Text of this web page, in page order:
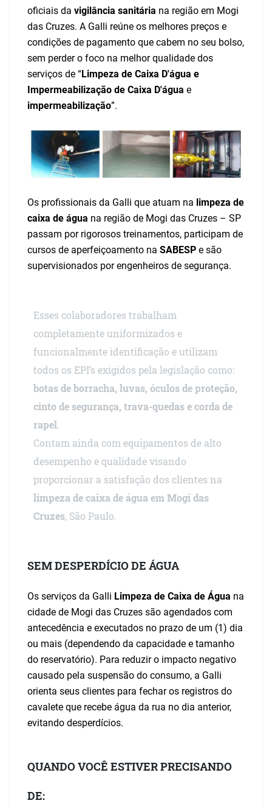
oficiais da vigilância sanitária na região em Mogi
das Cruzes. A Galli reúne os melhores preços e
condições de pagamento que cabem no seu bolso,
sem perder o foco na melhor qualidade dos
serviços de “Limpeza de Caixa D'água e
Impermeabilização de Caixa D'água e
impermeabilização”.
Os profissionais da Galli que atuam na limpeza de
caixa de água na região de Mogi das Cruzes – SP
passam por rigorosos treinamentos, participam de
cursos de aperfeiçoamento na SABESP e são
supervisionados por engenheiros de segurança.
Esses colaboradores trabalham
completamente uniformizados e
funcionalmente identificação e utilizam
todos os EPI’s exigidos pela legislação como:
botas de borracha, luvas, óculos de proteção,
cinto de segurança, trava-quedas e corda de
rapel.
Contam ainda com equipamentos de alto
desempenho e qualidade visando
proporcionar a satisfação dos clientes na
limpeza de caixa de água em Mogi das
Cruzes, São Paulo.
SEM DESPERDÍCIO DE ÁGUA
Os serviços da Galli Limpeza de Caixa de Água na
cidade de Mogi das Cruzes são agendados com
antecedência e executados no prazo de um (1) dia
ou mais (dependendo da capacidade e tamanho
do reservatório). Para reduzir o impacto negativo
causado pela suspensão do consumo, a Galli
orienta seus clientes para fechar os registros do
cavalete que recebe água da rua no dia anterior,
evitando desperdícios.
QUANDO VOCÊ ESTIVER PRECISANDO
DE: